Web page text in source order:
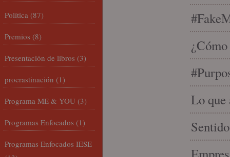
Lo que
Política (87)
Premios (8)
Presentación de libros (3)
procrastinación (1)
Programa ME & YOU (3)
Programas Enfocados (1)
Programas Enfocados IESE